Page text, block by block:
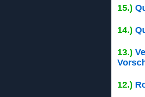
15.)
14.)
13.)
12.)